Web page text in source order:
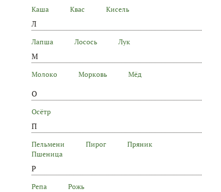
Каша Квас Кисель
Л
Лапша Лосось Лук
М
Молоко Морковь Мёд
О
Осётр
П
Пельмени Пирог
Пряник
Пшеница
Р
Репа Рожь